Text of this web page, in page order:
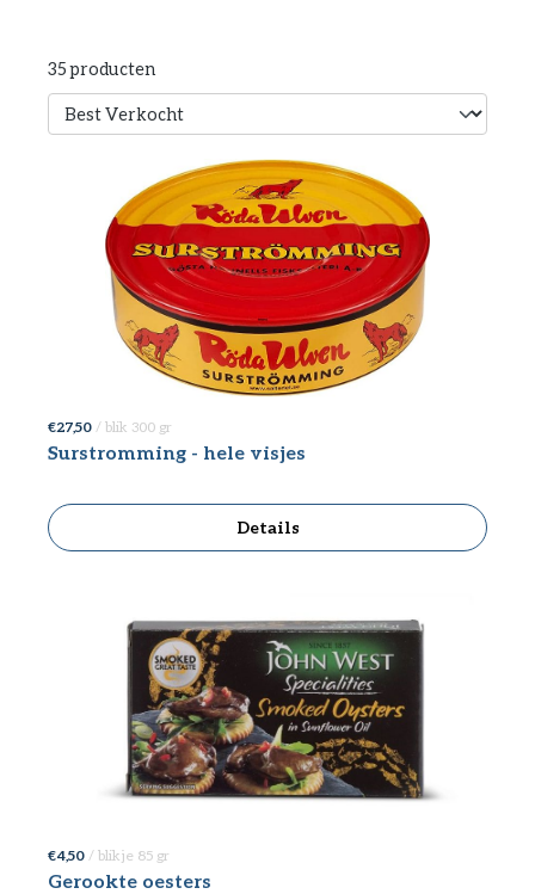
35 producten
€ 27,50 / blik 300 gr
Surstromming - hele visjes
Details
€ 4,50 / blikje 85 gr
Gerookte oesters